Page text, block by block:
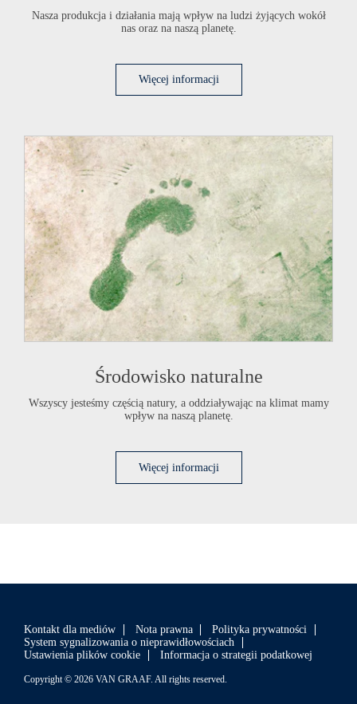
Nasza produkcja i działania mają wpływ na ludzi żyjących wokół
nas oraz na naszą planetę.
Więcej informacji
Środowisko naturalne
Wszyscy jesteśmy częścią natury, a oddziaływając na klimat mamy
wpływ na naszą planetę.
Więcej informacji
Kontakt dla mediów Nota prawna
Polityka prywatności
System sygnalizowania o nieprawidłowościach
Ustawienia plików cookie
Informacja o strategii podatkowej
Copyright © 2026 VAN GRAAF. All rights reserved.